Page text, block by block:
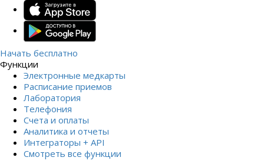
Начать бесплатно
Функции
Электронные медкарты
Расписание приемов
Лаборатория
Телефония
Счета и оплаты
Аналитика и отчеты
Интеграторы + API
Смотреть все функции